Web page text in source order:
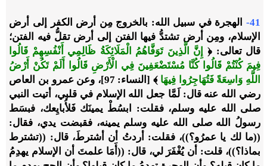
41- الهجرة في سبيل الله: بالخروج مِن أرض الكفر
إلى أرض
الإسلام، ومِن أرض تشتدُّ فيها الفتن إلى أرض تقلُّ فيه الفتن؛
قال تعالى: ﴿ إِنَّ الَّذِينَ تَوَفَّاهُمُ الْمَلَائِكَةُ ظَالِمِي أَنْفُسِهِمْ قَالُوا
فِيمَ كُنْتُمْ قَالُوا كُنَّا مُسْتَضْعَفِينَ فِي الْأَرْضِ قَالُوا أَلَمْ تَكُنْ أَرْضُ
اللَّهِ وَاسِعَةً فَتُهَاجِرُوا فِيهَا
﴾ [النساء: 97]، وعن عمرو بن العاص
رضي الله عنه قال: لَمَّا جعل الله الإسلام في قلبي، أتيت النبي
صلى الله عليه وسلم، فقلت: ابسُطْ يمينَك فَلأُبايِعك، فبسَط
رسولُ الله صلى الله عليه وسلم يمينه، فقبضت يدي، فقال:
((ما لك يا عمرُو؟))، فقلت: أردتُ أن أشترطَ، قال: ((تشترط
بماذا؟))، قلت: أن يُغْفَرَ لي، قال: ((أَمَا علمتَ أن الإسلام يهدِمُ